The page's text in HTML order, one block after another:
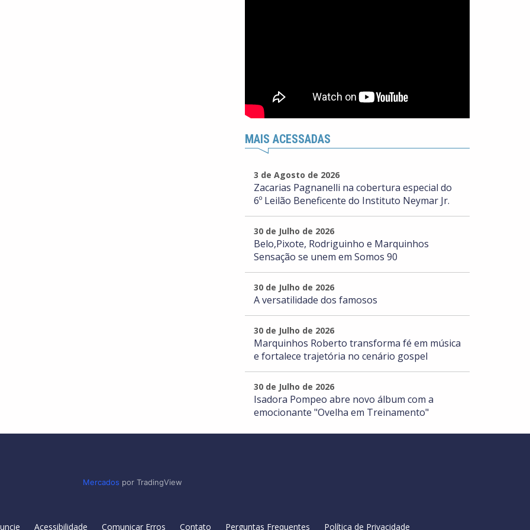
MAIS ACESSADAS
3 de Agosto de 2026
Zacarias Pagnanelli na cobertura especial do
6º Leilão Beneficente do Instituto Neymar Jr.
30 de Julho de 2026
Belo,Pixote, Rodriguinho e Marquinhos
Sensação se unem em Somos 90
30 de Julho de 2026
A versatilidade dos famosos
30 de Julho de 2026
Marquinhos Roberto transforma fé em música
e fortalece trajetória no cenário gospel
30 de Julho de 2026
Isadora Pompeo abre novo álbum com a
emocionante "Ovelha em Treinamento"
Mercados por TradingView
Acessibilidade Comunicar Erros Contato Perguntas Frequentes Política de Privacidade